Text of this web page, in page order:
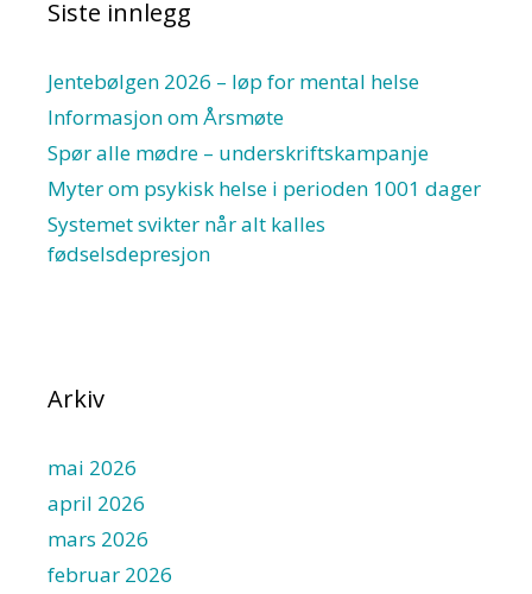
Siste innlegg
Jentebølgen 2026 – løp for mental helse
Informasjon om Årsmøte
Spør alle mødre – underskriftskampanje
Myter om psykisk helse i perioden 1001 dager
Systemet svikter når alt kalles
fødselsdepresjon
Arkiv
mai 2026
april 2026
mars 2026
februar 2026